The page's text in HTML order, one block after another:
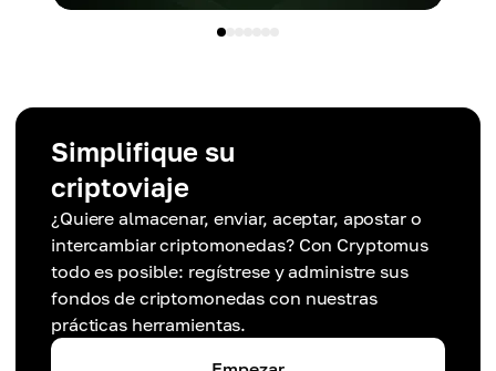
Simplifique su
criptoviaje
¿Quiere almacenar, enviar, aceptar, apostar o
intercambiar criptomonedas? Con Cryptomus
todo es posible: regístrese y administre sus
fondos de criptomonedas con nuestras
prácticas herramientas.